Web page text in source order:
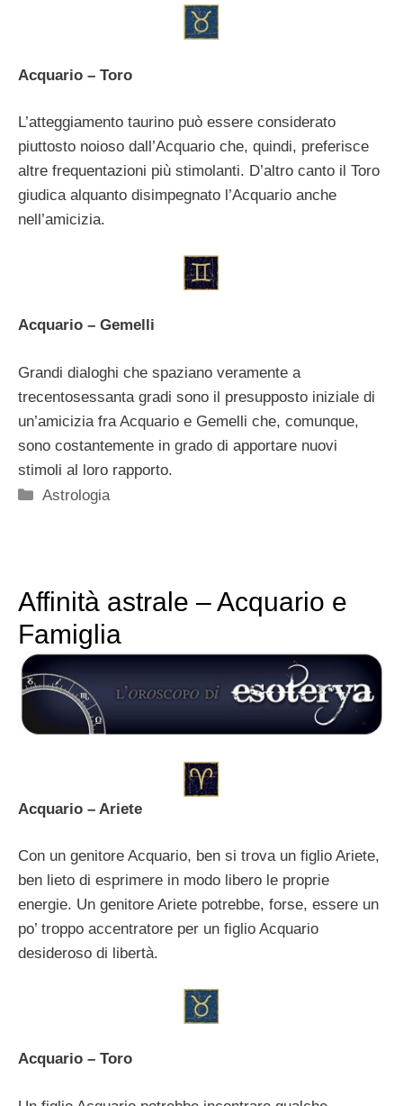
Acquario – Toro
L’atteggiamento taurino può essere considerato
piuttosto noioso dall’Acquario che, quindi, preferisce
altre frequentazioni più stimolanti. D’altro canto il Toro
giudica alquanto disimpegnato l’Acquario anche
nell’amicizia.
Acquario – Gemelli
Grandi dialoghi che spaziano veramente a
trecentosessanta gradi sono il presupposto iniziale di
un’amicizia fra Acquario e Gemelli che, comunque,
sono costantemente in grado di apportare nuovi
stimoli al loro rapporto.
Categorie
Astrologia
Affinità astrale – Acquario e
Famiglia
Acquario – Ariete
Con un genitore Acquario, ben si trova un figlio Ariete,
ben lieto di esprimere in modo libero le proprie
energie. Un genitore Ariete potrebbe, forse, essere un
po’ troppo accentratore per un figlio Acquario
desideroso di libertà.
Acquario – Toro